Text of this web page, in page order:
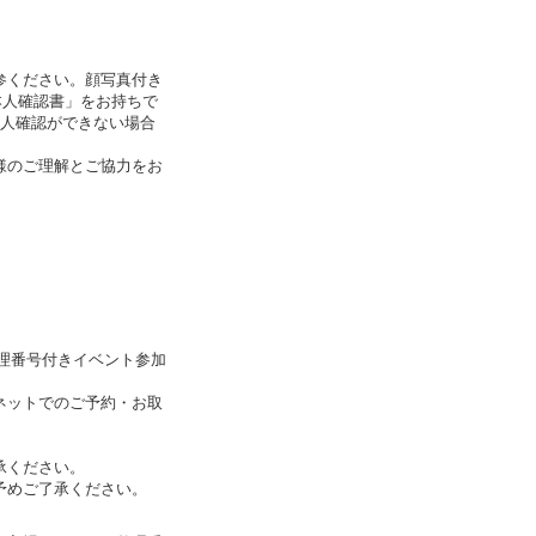
ださい。顔写真付き
確認書」をお持ちで
確認ができない場合
ご理解とご協力をお
番号付きイベント参加
トでのご予約・お取
ださい。
ご了承ください。